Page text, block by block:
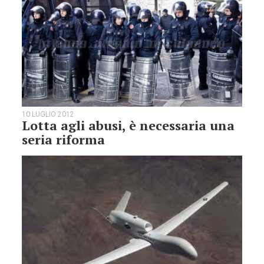
10 LUGLIO 2012
Lotta agli abusi, è necessaria una
seria riforma